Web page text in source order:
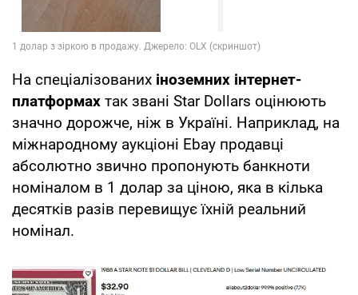
На спеціалізованих іноземних інтернет-
платформах так звані Star Dollars оцінюють
значно дорожче, ніж в Україні. Наприклад, на
міжнародному аукціоні Ebay продавці
абсолютно звично пропонують банкноти
номіналом в 1 долар за ціною, яка в кілька
десятків разів перевищує їхній реальний
номінал.